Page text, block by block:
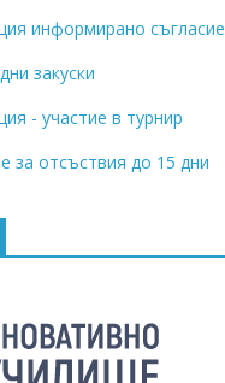
информирано съгласие
закуски
- участие в турнир
за отсъствия до 15 дни